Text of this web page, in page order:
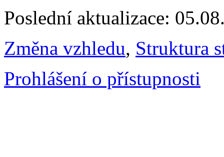
Poslední aktualizace:
Změna vzhledu, Struktura
Prohlášení o přístupnosti